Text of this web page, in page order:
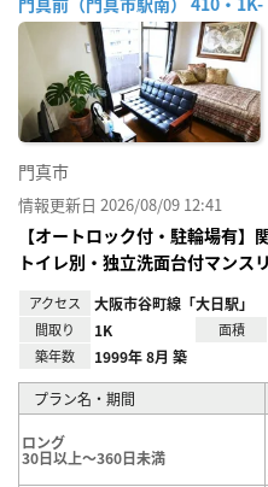
門真市
情報更新日 2026/08/09 12:41
【オートロック付・駐輪場有
トイレ別・独立洗面台付マンス
アクセス 大阪市谷町線「大日駅」
間取り 1K 面積
築年数 1999年 8月 築
プラン名・期間
ロング
30日以上～360日未満